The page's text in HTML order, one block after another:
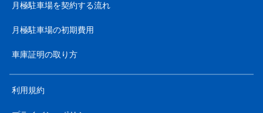
月極駐車場を契約する流れ
月極駐車場の初期費用
車庫証明の取り方
利用規約